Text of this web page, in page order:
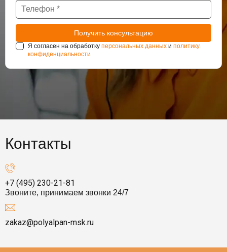
Я согласен на обработку персональных данных и политику
конфиденциальности
Контакты
+7 (495) 230-21-81
Звоните, принимаем звонки 24/7
zakaz@polyalpan-msk.ru